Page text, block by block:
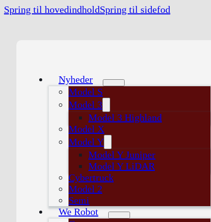
Spring til hovedindholdSpring til sidefod
Nyheder
Model S
Model 3
Model 3 Highland
Model X
Model Y
Model Y Juniper
Model Y LiDAR
Cybertruck
Model 2
Semi
We Robot